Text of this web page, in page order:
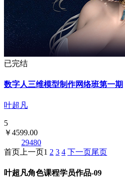
已完结
数字人三维模型制作网络班第一期
叶超凡
5
￥4599.00
29480
首页 上一页1 2 3 4 下一页尾页
叶超凡角色课程学员作品-09